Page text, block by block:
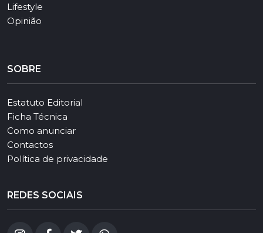
Lifestyle
Opinião
SOBRE
Estatuto Editorial
Ficha Técnica
Como anunciar
Contactos
Política de privacidade
REDES SOCIAIS